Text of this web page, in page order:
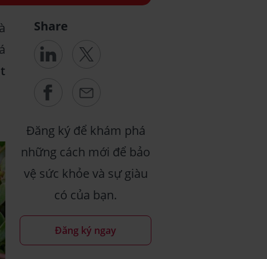
Share
Đăng ký để khám phá
những cách mới để bảo
vệ sức khỏe và sự giàu
có của bạn.
Đăng ký ngay